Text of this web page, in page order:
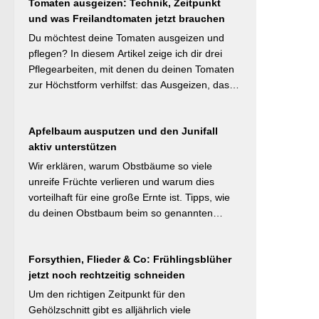
Mulchstrategie: Im Frühjahr regt eine frische
Schicht das Bodenleben an, im Frühsommer
schützt sie vor Austrocknung. Die ideale
Schichtdicke liegt bei 5–10 cm, immer mit
Abstand zum Pflanzenstamm, um Fäulnis zu
vermeiden. Besonders wertvoll: Häufige Fehler
Material werden klar benannt. [Thema-Tag:
#Bodenpflege #Mulchen
#BiologischerGartenbau]
Tomaten ausgeizen: Technik, Zeitpunkt
und was Freilandtomaten jetzt brauchen
Du möchtest deine Tomaten ausgeizen und
pflegen? In diesem Artikel zeige ich dir drei
Pflegearbeiten, mit denen du deinen Tomaten
zur Höchstform verhilfst: das Ausgeizen, das
pro Woche und Tomatenpflanze, sorgen aber
dafür, dass du mehr und größere Früchte
erntest und der gefürchteten Tomatenkrankheit
Braunfäule vorbeugst. Weiterlesen bei
Wurzelwerk – Gartenwissen von Profis
Kurzfassung: Ein bildreich illustrierter Praxis-
wiederholt werden. Geiztriebe morgens
entfernen, damit Wunden rasch abtrocknen.
Das Anbinden des Haupttriebs an Stäbe oder
Schnüren verhindert Windschäden. Für
Apfelbaum ausputzen und den Junifall
aktiv unterstützen
Wir erklären, warum Obstbäume so viele
unreife Früchte verlieren und warum dies
vorteilhaft für eine große Ernte ist. Tipps, wie
du deinen Obstbaum beim so genannten
jetzt – vor dem natürlichen Junifall in 3–4
Wochen – sollten überzählige Früchte manuell
ausgedünnt werden. Der Artikel erklärt: Nur 4–
5 % der Blüten werden zu Früchten, ein
Forsythien, Flieder & Co: Frühlingsblüher
jetzt noch rechtzeitig schneiden
Um den richtigen Zeitpunkt für den
Gehölzschnitt gibt es alljährlich viele